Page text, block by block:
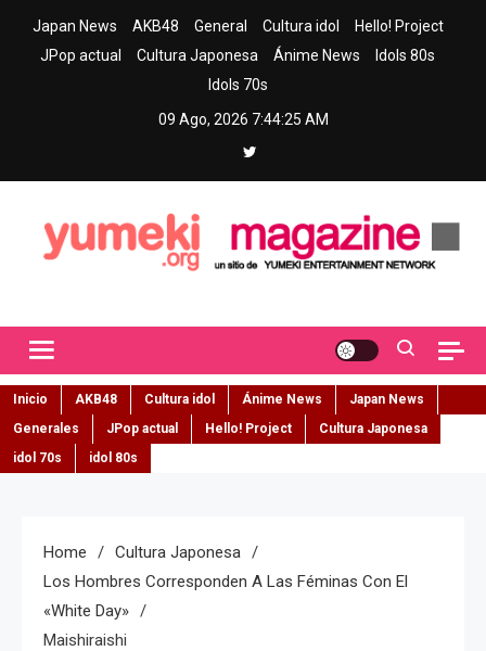
Japan News AKB48 General Cultura idol
Hello! Project
JPop actual
Cultura Japonesa Ánime News
Idols 80s
Idols 70s
09 Ago, 2026 7:44:26 AM
Inicio AKB48 Cultura idol Ánime News
Japan News
Generales
JPop actual Hello! Project
Cultura Japonesa
idol 70s
idol 80s
Home
Cultura Japonesa
Los Hombres Corresponden A Las Féminas Con El
«White Day»
Maishiraishi